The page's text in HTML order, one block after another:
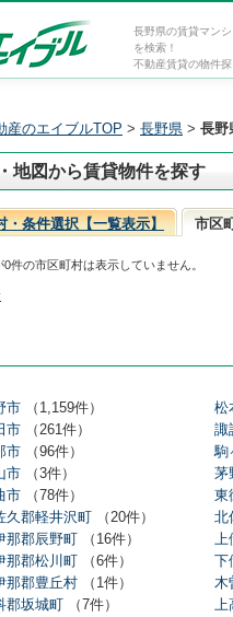
長野県の賃貸マン
を検索！
不動産賃貸の物件
産のエイブルTOP > 長野県 > 長野
地図から賃貸物件を探す
・条件選択【一覧表示】 市区
件の市区町村は表示していません。
市 （1,159件） 松
市
（261件） 諏
市
（96件） 駒
市
（3件） 茅
市
（78件） 東
久郡軽井沢町
（20件） 北
那郡辰野町
（16件） 上
那郡松川町
（6件） 下
那郡豊丘村
（1件） 木
郡坂城町
（7件） 上